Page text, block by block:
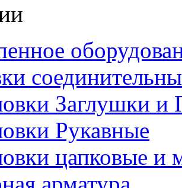
Заглушки и
Рукавные
цапковые и